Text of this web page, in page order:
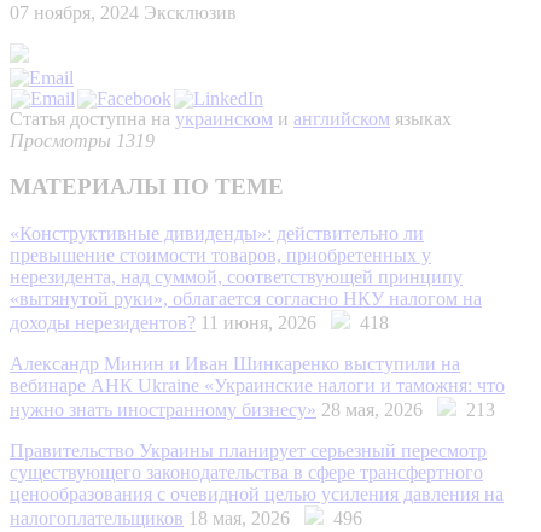
07 ноября, 2024 Эксклюзив
Статья доступна на украинском и английском языках
Просмотры 1319
МАТЕРИАЛЫ ПО ТЕМЕ
«Конструктивные дивиденды»: действительно ли
превышение стоимости товаров, приобретенных у
нерезидента, над суммой, соответствующей принципу
«вытянутой руки», облагается согласно НКУ налогом на
доходы нерезидентов? 11 июня, 2026
418
Александр Минин и Иван Шинкаренко выступили на
вебинаре АНК Ukraine «Украинские налоги и таможня: что
нужно знать иностранному бизнесу» 28 мая, 2026
213
Правительство Украины планирует серьезный пересмотр
существующего законодательства в сфере трансфертного
ценообразования с очевидной целью усиления давления на
налогоплательщиков 18 мая, 2026
496